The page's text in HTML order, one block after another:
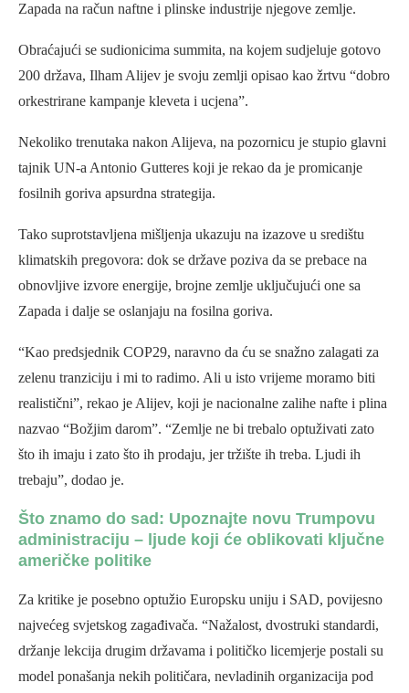
Zapada na račun naftne i plinske industrije njegove zemlje.
Obraćajući se sudionicima summita, na kojem sudjeluje gotovo
200 država, Ilham Alijev je svoju zemlji opisao kao žrtvu “dobro
orkestrirane kampanje kleveta i ucjena”.
Nekoliko trenutaka nakon Alijeva, na pozornicu je stupio glavni
tajnik UN-a Antonio Gutteres koji je rekao da je promicanje
fosilnih goriva apsurdna strategija.
Tako suprotstavljena mišljenja ukazuju na izazove u središtu
klimatskih pregovora: dok se države poziva da se prebace na
obnovljive izvore energije, brojne zemlje uključujući one sa
Zapada i dalje se oslanjaju na fosilna goriva.
“Kao predsjednik COP29, naravno da ću se snažno zalagati za
zelenu tranziciju i mi to radimo. Ali u isto vrijeme moramo biti
realistični”, rekao je Alijev, koji je nacionalne zalihe nafte i plina
nazvao “Božjim darom”. “Zemlje ne bi trebalo optuživati zato
što ih imaju i zato što ih prodaju, jer tržište ih treba. Ljudi ih
trebaju”, dodao je.
Što znamo do sad: Upoznajte novu Trumpovu
administraciju – ljude koji će oblikovati ključne
američke politike
Za kritike je posebno optužio Europsku uniju i SAD, povijesno
najvećeg svjetskog zagađivača. “Nažalost, dvostruki standardi,
držanje lekcija drugim državama i političko licemjerje postali su
model ponašanja nekih političara, nevladinih organizacija pod